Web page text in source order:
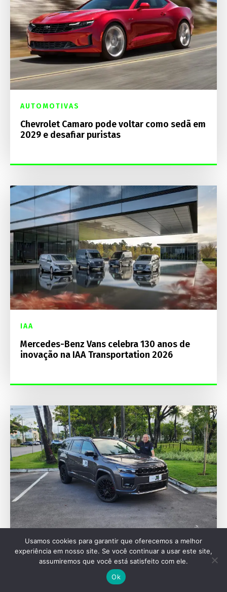
AUTOMOTIVAS
Chevrolet Camaro pode voltar como sedã em
2029 e desafiar puristas
IAA
Mercedes-Benz Vans celebra 130 anos de
inovação na IAA Transportation 2026
AVALIAÇÕES
Jeep Commander Blackhawk 2027 aposta em
272 cv e motor Hurricane Flex
Usamos cookies para garantir que oferecemos a melhor
experiência em nosso site. Se você continuar a usar este site,
assumiremos que você está satisfeito com ele.
Ok